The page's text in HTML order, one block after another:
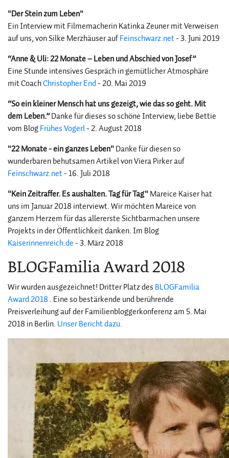
"Der Stein zum Leben"
Ein Interview mit Filmemacherin Katinka Zeuner mit Verweisen
auf uns, von Silke Merzhäuser aufFeinschwarz.net- 3. Juni 2019
“Anne & Uli: 22 Monate – Leben und Abschied von Josef”
Eine Stunde intensives Gespräch in gemütlicher Atmosphäre
mit CoachChristopher End- 20. Mai 2019
“So ein kleiner Mensch hat uns gezeigt, wie das so geht. Mit
dem Leben.”Danke für dieses so schöne Interview, liebe Bettie
vom BlogFrühes Vogerl- 2. August 2018
"22 Monate - ein ganzes Leben"Danke für diesen so
wunderbaren behutsamen Artikel von Viera Pirker auf
Feinschwarz.net- 16. Juli 2018
"Kein Zeitraffer. Es aushalten. Tag für Tag"Mareice Kaiser hat
uns im Januar 2018 interviewt. Wir möchten Mareice von
ganzem Herzem für das allererste Sichtbarmachen unsere
Projekts in der Öffentlichkeit danken. Im Blog
Kaiserinnenreich.de- 3. März 2018
BLOGFamilia Award 2018
Wir wurden ausgezeichnet! Dritter Platz des BLOGFamilia
Award 2018. Eine so bestärkende und berührende
Preisverleihung auf der Familienbloggerkonferenz am 5. Mai
2018 in Berlin. Unser Bericht dazu.